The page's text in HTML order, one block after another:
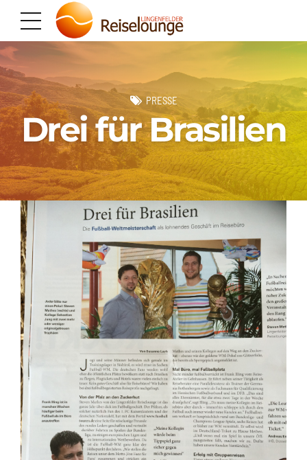
PRESSE
Drei für Brasilien